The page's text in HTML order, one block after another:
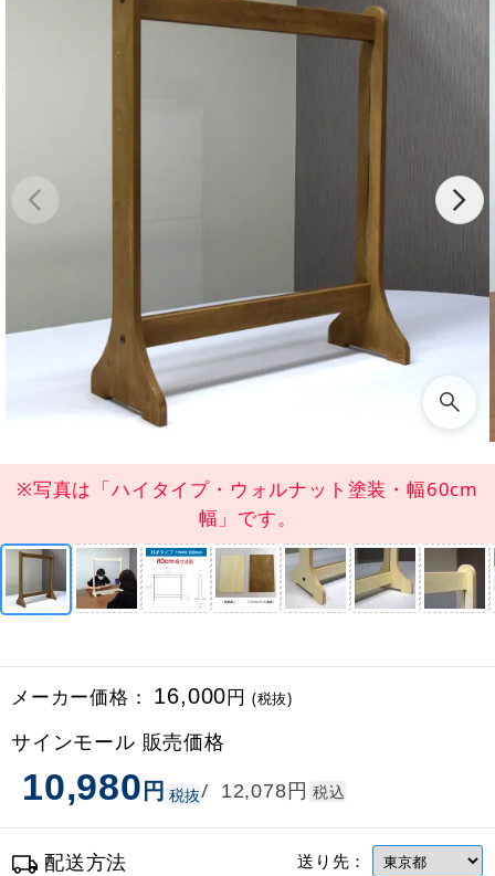
※写真は「ハイタイプ・ウォルナット塗装・幅60cm
幅」です。
メーカー価格： 16,000円 (税抜)
サインモール 販売価格
10,980円 税抜/ 12,078円 税込
配送方法 送り先：